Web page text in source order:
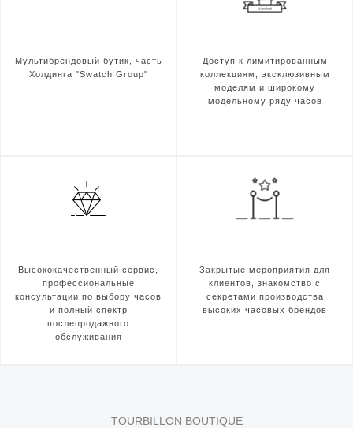
Мультибрендовый бутик, часть
Холдинга "Swatch Group"
Доступ к лимитированным
коллекциям, эксклюзивным
моделям и широкому
модельному ряду часов
Высококачественный сервис,
профессиональные
консультации по выбору часов
и полный спектр
послепродажного
обслуживания
Закрытые мероприятия для
клиентов, знакомство с
секретами производства
высоких часовых брендов
TOURBILLON BOUTIQUE